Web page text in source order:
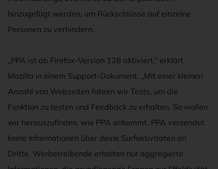
hinzugefügt werden, um Rückschlüsse auf einzelne
Personen zu verhindern.
„PPA ist ab Firefox-Version 128 aktiviert,“ erklärt
Mozilla in einem Support-Dokument. „Mit einer kleinen
Anzahl von Webseiten fahren wir Tests, um die
Funktion zu testen und Feedback zu erhalten. So wollen
wir herauszufinden, wie PPA ankommt. PPA versendet
keine Informationen über deine Surfaktivitäten an
Dritte. Werbetreibende erhalten nur aggregierte